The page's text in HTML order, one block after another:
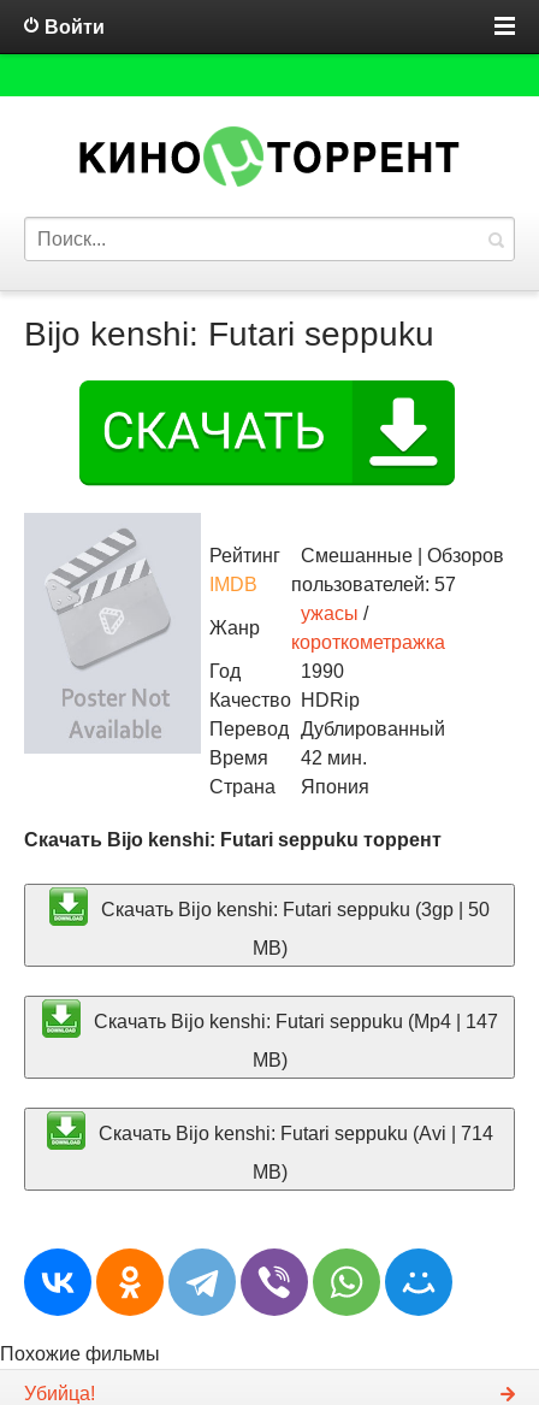
Войти
Bijo kenshi: Futari seppuku
Рейтинг
IMDB
Смешанные | Обзоров
пользователей: 57
Жанр
ужасы /
короткометражка
Год
1990
Качество HDRip
Перевод
Дублированный
Время
42 мин.
Страна
Япония
Скачать Bijo kenshi: Futari seppuku торрент
Скачать Bijo kenshi: Futari seppuku (3gp | 50
MB)
Скачать Bijo kenshi: Futari seppuku (Mp4 | 147
MB)
Скачать Bijo kenshi: Futari seppuku (Avi | 714
MB)
Похожие фильмы
Убийца!